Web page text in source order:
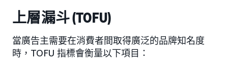
上層漏斗 (TOFU)
當廣告主需要在消費者間取得廣泛的品牌知名度
時，TOFU 指標會衡量以下項目：